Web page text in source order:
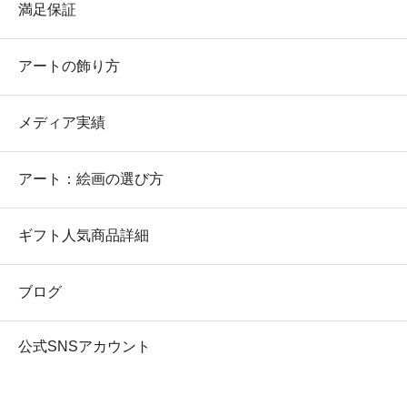
満足保証
アートの飾り方
メディア実績
アート：絵画の選び方
ギフト人気商品詳細
ブログ
公式SNSアカウント